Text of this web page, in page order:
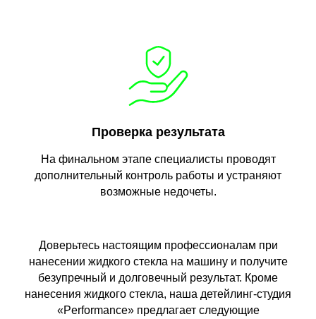
Проверка результата
На финальном этапе специалисты проводят
дополнительный контроль работы и устраняют
возможные недочеты.
Доверьтесь настоящим профессионалам при
нанесении жидкого стекла на машину и получите
безупречный и долговечный результат. Кроме
нанесения жидкого стекла, наша детейлинг-студия
«Performance» предлагает следующие